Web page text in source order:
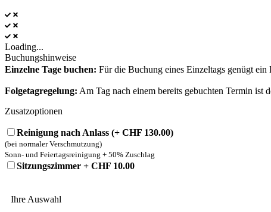
Loading...
Buchungshinweise
Einzelne Tage buchen: Für die Buchung eines Einzeltags genügt
Folgetagregelung: Am Tag nach einem bereits gebuchten Termin ist
Zusatzoptionen
Reinigung nach Anlass (+ CHF 130.00)
(bei normaler Verschmutzung)
Sonn- und Feiertagsreinigung + 50% Zuschlag
Sitzungszimmer + CHF 10.00
Ihre Auswahl